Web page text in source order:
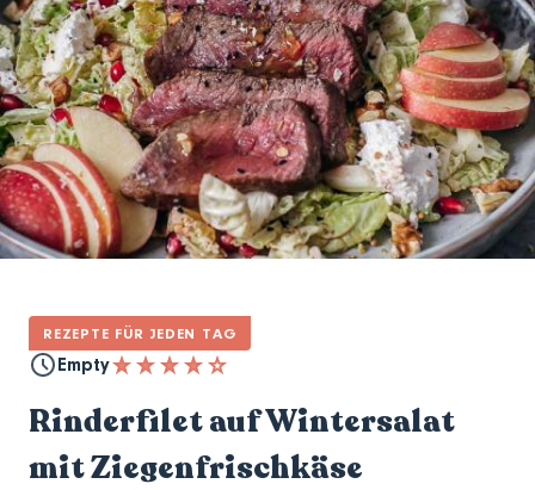
REZEPTE FÜR JEDEN TAG
Empty
Rinderfilet auf Wintersalat
mit Ziegenfrischkäse